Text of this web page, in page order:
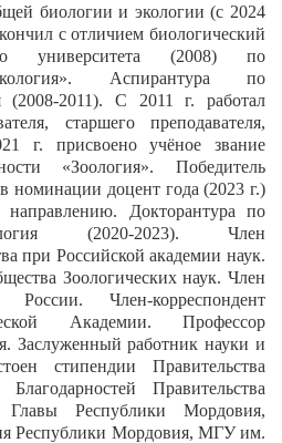
биологии и экологии (с 2024
с отличием биологический
университета (2008) по
Аспирантура по
(2008-2011). С 2011 г. работал
старшего преподавателя,
г. присвоено учёное звание
«Зоология». Победитель
номинации доцент года (2023 г.)
направлению. Докторантура по
(2020-2023). Член
при Российской академии наук.
Зоологических наук. Член
Член-корреспондент
Академии. Профессор
Заслуженный работник науки и
стипендии Правительства
Правительства
Республики Мордовия,
Республики Мордовия, МГУ им.